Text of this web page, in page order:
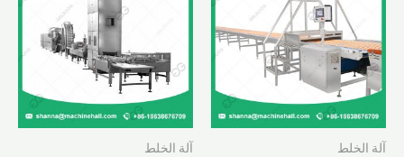
آلة الخلط آلة الخلط